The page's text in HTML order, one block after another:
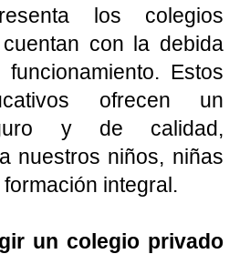
los colegios
con la debida
Estos
ofrecen un
y de calidad,
nuestros niños, niñas
integral.
un colegio privado